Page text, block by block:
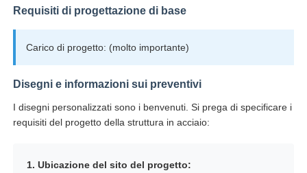
Requisiti di progettazione di base
Carico di progetto: (molto importante)
Disegni e informazioni sui preventivi
I disegni personalizzati sono i benvenuti. Si prega di specificare i
requisiti del progetto della struttura in acciaio:
1. Ubicazione del sito del progetto: